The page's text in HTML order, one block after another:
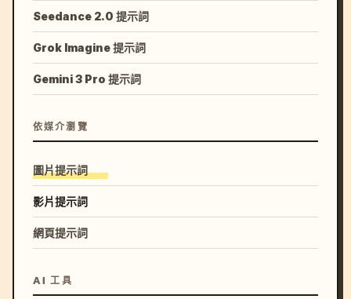
Seedance 2.0 提示詞
Grok Imagine 提示詞
Gemini 3 Pro 提示詞
依媒介瀏覽
圖片提示詞
影片提示詞
網頁提示詞
AI 工具